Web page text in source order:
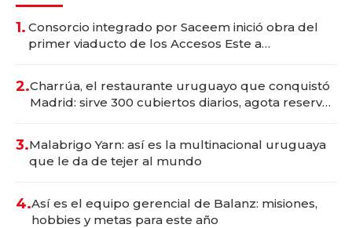
1. Consorcio integrado por Saceem inició obra del
primer viaducto de los Accesos Este a
2.Charrúa, el restaurante uruguayo que conquistó
Madrid: sirve 300 cubiertos diarios, agota reservas
3.Malabrigo Yarn: así es la multinacional uruguaya
que le da de tejer al mundo
4.Así es el equipo gerencial de Balanz: misiones,
hobbies y metas para este año